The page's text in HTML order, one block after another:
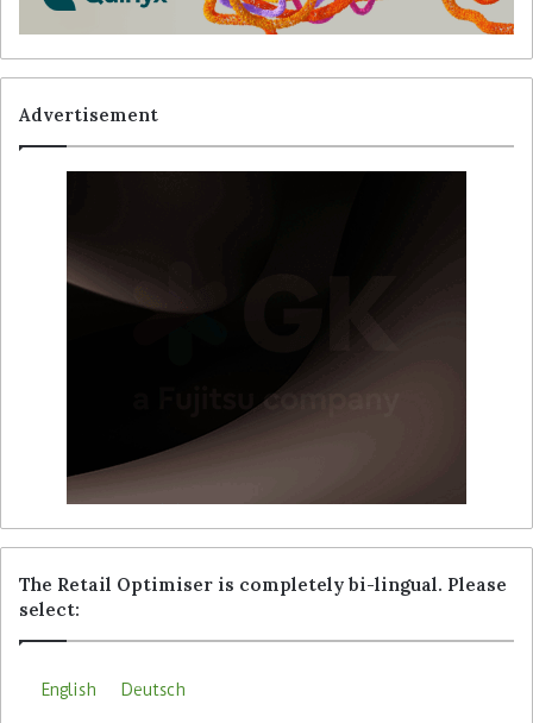
Advertisement
The Retail Optimiser is completely bi-lingual. Please
select:
English Deutsch